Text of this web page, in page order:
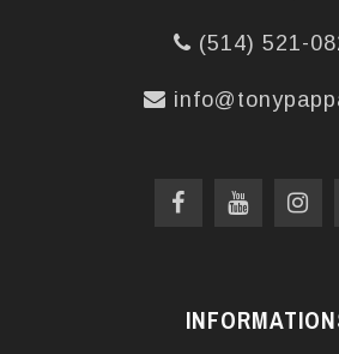
(514) 521-